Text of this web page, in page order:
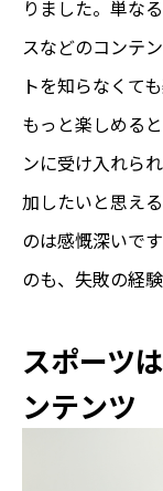
りました。単な
スなどのコンテ
トを知らなくて
もっと楽しめる
ンに受け入れら
加したいと思え
のは感慨深いで
のも、失敗の経
スポーツ
ンテンツ